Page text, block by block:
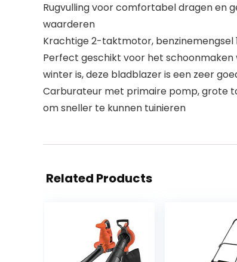
Rugvulling voor comfortabel dragen en
waarderen
Krachtige 2-taktmotor, benzinemengsel
Perfect geschikt voor het
winter is, deze bladblazer is een zeer
Carburateur met primaire pomp, grote
om sneller te kunnen tuinieren
Related Products